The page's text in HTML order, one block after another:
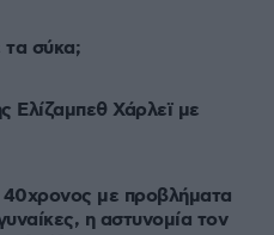
σύκα;
Ελίζαμπεθ Χάρλεϊ με
με προβλήματα
η αστυνομία τον